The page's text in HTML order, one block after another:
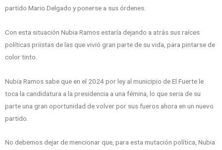
partido Mario Delgado y ponerse a sus órdenes.
Con esta situación Nubia Ramos estaría dejando a atrás sus raíces
políticas priistas de las que vivió gran parte de su vida, para pintarse de
color tinto.
Nubia Ramos sabe que en el 2024 por ley al municipio de El Fuerte le
toca la candidatura a la presidencia a una fémina, lo que seria de su
parte una gran oportunidad de volver por sus fueros ahora en un nuevo
partido.
No debemos dejar de mencionar que, para esta mutación política, Nubia